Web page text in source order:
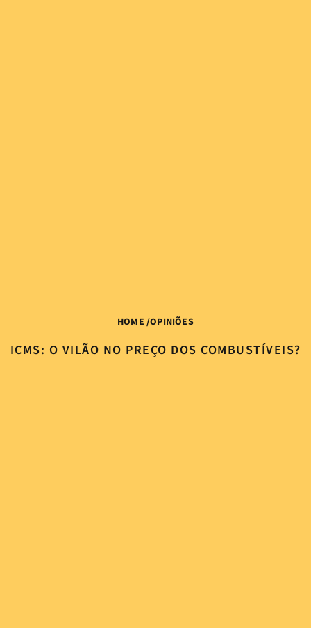
HOME /OPINIÕES
ICMS: O VILÃO NO PREÇO DOS COMBUSTÍVEIS?